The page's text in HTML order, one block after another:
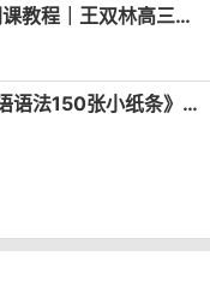
【视频】2027年高考英语一轮复习网课教程｜王双林高三英语上学期暑假班视频教程
2027版高考《星火英语语法150张小纸条》PDF电子版下载